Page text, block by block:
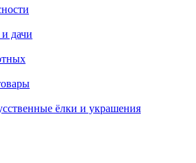
дачи
ёлки и украшения